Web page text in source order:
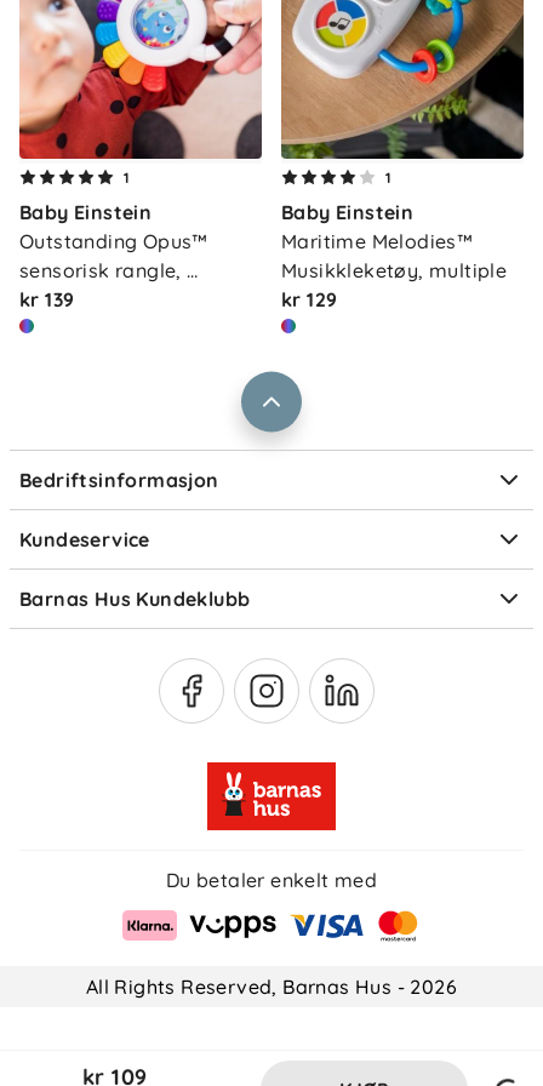
Merke: Baby Einstein
1
Baby Einstein
Outstanding Opus™
sensorisk rangle,
multipl…
kr 139
1
Baby Einstein
Maritime Melodies™
Musikkleketøy, multiple
kr 129
Bedriftsinformasjon
Om oss
Våre butikker
Vårt samfunnsansvar
Jobbe i Barnas Hus
Størrelsesguider
Kundeservice
Kontakt oss
Frakt og levering
Retur og reklamasjon
Ofte stilte spørsmål
Om Klarna
Barnas Hus Kundeklubb
Medlemsvilkår
Du betaler enkelt med
All Rights Reserved, Barnas Hus - 2026
kr 109